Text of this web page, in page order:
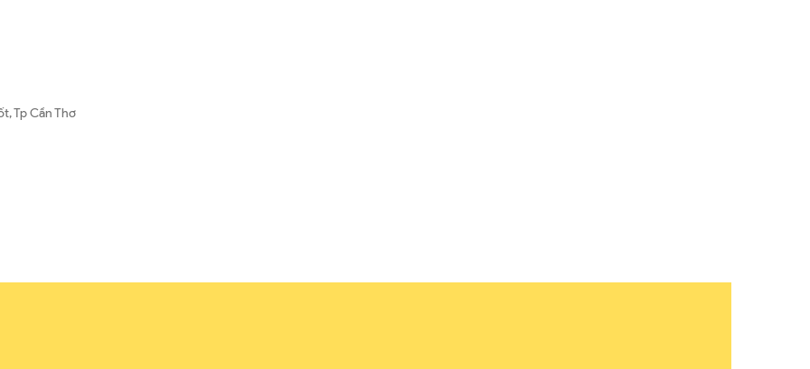
Tp Cần Thơ